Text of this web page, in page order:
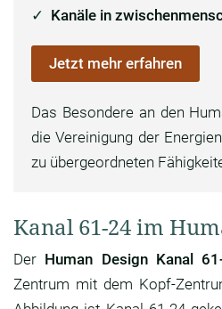
Kanäle in
Jetzt mehr erfahren
Das Besondere an den
die Vereinigung der
zu übergeordneten
Kanal 61-24 im
Der Human Design Kanal
Zentrum mit dem Kopf-